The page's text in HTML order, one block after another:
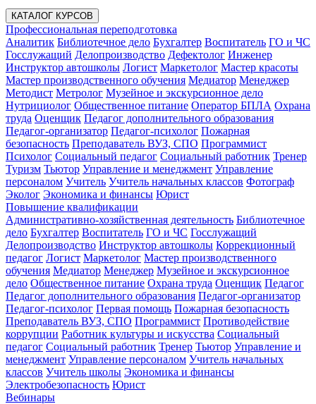
КАТАЛОГ КУРСОВ
Профессиональная переподготовка
Аналитик Библиотечное дело Бухгалтер Воспитатель ГО и ЧС
Госслужащий Делопроизводство Дефектолог Инженер
Инструктор автошколы Логист Маркетолог Мастер красоты
Мастер производственного обучения Медиатор Менеджер
Методист Метролог Музейное и экскурсионное дело
Нутрициолог Общественное питание Оператор БПЛА Охрана
труда Оценщик Педагог дополнительного образования
Педагог-организатор Педагог-психолог Пожарная
безопасность Преподаватель ВУЗ, СПО Программист
Психолог Социальный педагог Социальный работник Тренер
Туризм Тьютор Управление и менеджмент Управление
персоналом Учитель Учитель начальных классов Фотограф
Эколог Экономика и финансы Юрист
Повышение квалификации
Административно-хозяйственная деятельность Библиотечное
дело Бухгалтер Воспитатель ГО и ЧС Госслужащий
Делопроизводство Инструктор автошколы Коррекционный
педагог Логист Маркетолог Мастер производственного
обучения Медиатор Менеджер Музейное и экскурсионное
дело Общественное питание Охрана труда Оценщик Педагог
Педагог дополнительного образования Педагог-организатор
Педагог-психолог Первая помощь Пожарная безопасность
Преподаватель ВУЗ, СПО Программист Противодействие
коррупции Работник культуры и искусства Социальный
педагог Социальный работник Тренер Тьютор Управление и
менеджмент Управление персоналом Учитель начальных
классов Учитель школы Экономика и финансы
Электробезопасность Юрист
Вебинары